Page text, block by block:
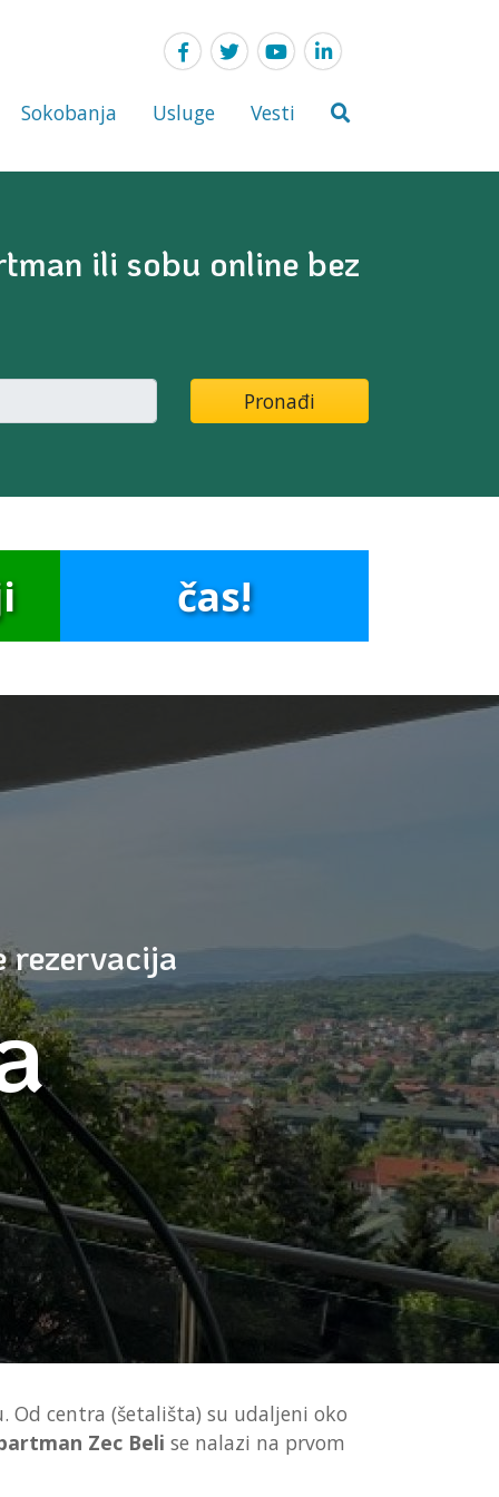
Sokobanja Usluge Vesti
ili sobu online bez
Pronađi
čas!
rezervacija
centra (šetališta) su udaljeni oko
Zec Beli se nalazi na prvom